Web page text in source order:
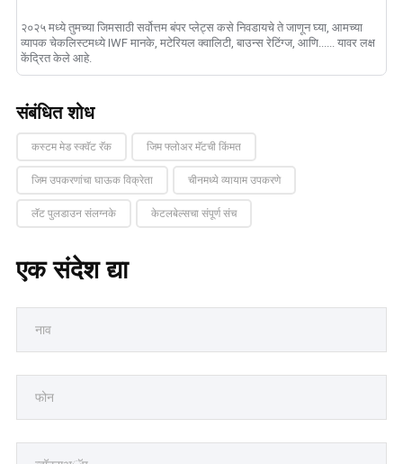
२०२५ मध्ये तुमच्या जिमसाठी सर्वोत्तम बंपर प्लेट्स कसे निवडायचे ते जाणून घ्या, आमच्या
व्यापक चेकलिस्टमध्ये IWF मानके, मटेरियल क्वालिटी, बाउन्स रेटिंग्ज, आणि...... यावर लक्ष
केंद्रित केले आहे.
संबंधित शोध
कस्टम मेड स्क्वॅट रॅक जिम फ्लोअर मॅटची किंमत
जिम उपकरणांचा घाऊक विक्रेता चीनमध्ये व्यायाम उपकरणे
लॅट पुलडाउन संलग्नके केटलबेल्सचा संपूर्ण संच
एक संदेश द्या